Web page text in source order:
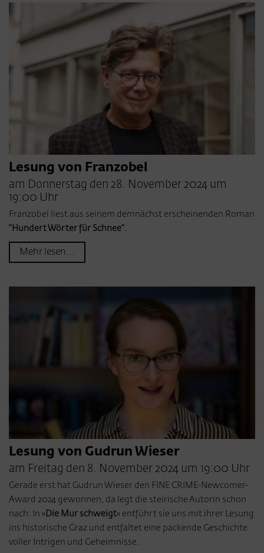
Lesung von Franzobel
am Donnerstag den 28. November 2024 um
19:00 Uhr
Franzobel liest aus seinem demnächst erscheinenden Roman
"Hundert Wörter für Schnee".
Mehr lesen...
Lesung von Gudrun Wieser
am Freitag den 8. November 2024 um 19:00 Uhr
Gerade erst hat Gudrun Wieser den FINE CRIME-Newcomer-
Award 2024 gewonnen, da legt die steirische Autorin schon
nach: In » Die Mur schweigt« entführt sie uns mit ihrer Lesung
ins historische Graz und entfaltet eine packende Geschichte
voller Intrigen und Geheimnisse.